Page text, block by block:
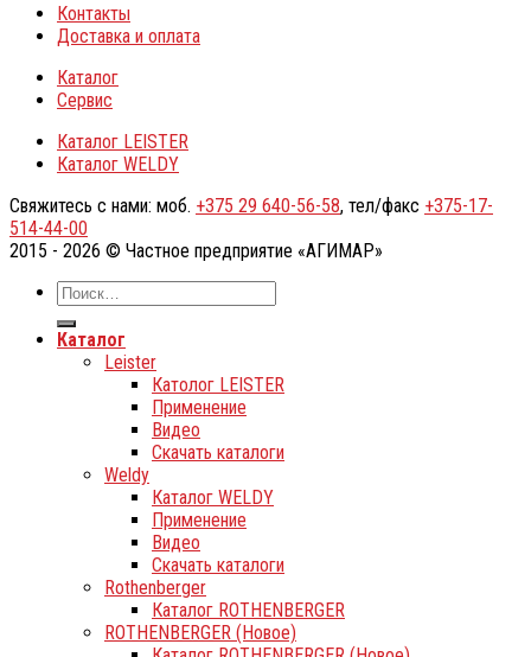
Контакты
Доставка и оплата
Каталог
Сервис
Каталог LEISTER
Каталог WELDY
Свяжитесь с нами: моб. +375 29 640-56-58, тел/факс +375-17-
514-44-00
2015 - 2026 © Частное предприятие «АГИМАР»
Каталог
Leister
Католог LEISTER
Применение
Видео
Скачать каталоги
Weldy
Каталог WELDY
Применение
Видео
Скачать каталоги
Rothenberger
Каталог ROTHENBERGER
ROTHENBERGER (Новое)